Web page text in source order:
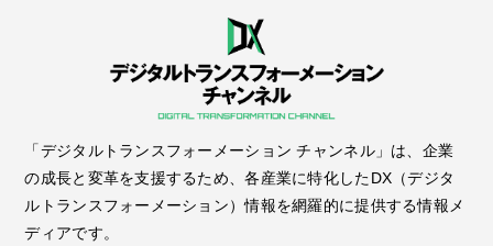
「デジタルトランスフォーメーション チャンネル」は、企業
の成長と変革を支援するため、各産業に特化したDX（デジタ
ルトランスフォーメーション）情報を網羅的に提供する情報メ
ディアです。